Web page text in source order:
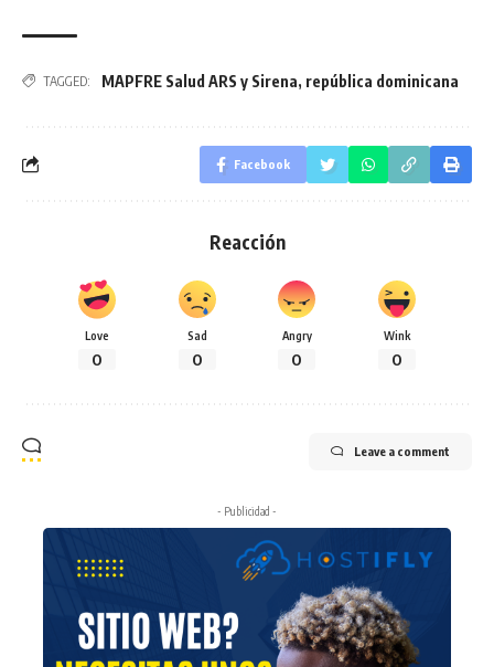
TAGGED: MAPFRE Salud ARS y Sirena, república dominicana
Facebook
Reacción
Love
0
Sad
0
Angry
0
Wink
0
Leave a comment
- Publicidad -